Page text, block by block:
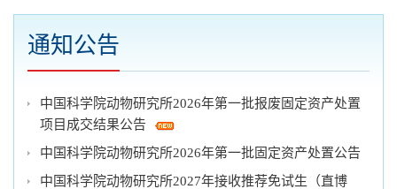
通知公告
中国科学院动物研究所2026年第一批报废固定资产处置
项目成交结果公告
中国科学院动物研究所2026年第一批固定资产处置公告
中国科学院动物研究所2027年接收推荐免试生（直博